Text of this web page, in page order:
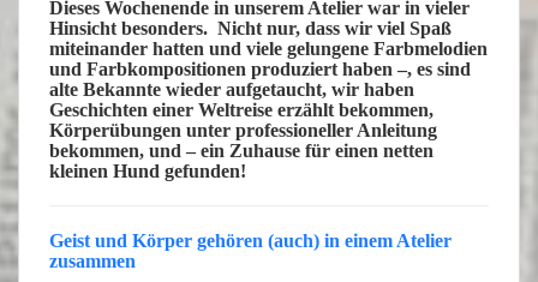
Dieses Wochenende in unserem Atelier war in vieler
Hinsicht besonders. Nicht nur, dass wir viel Spaß
miteinander hatten und viele gelungene Farbmelodien
und Farbkompositionen produziert haben –, es sind
alte Bekannte wieder aufgetaucht, wir haben
Geschichten einer Weltreise erzählt bekommen,
Körperübungen unter professioneller Anleitung
bekommen, und – ein Zuhause für einen netten
kleinen Hund gefunden!
Geist und Körper gehören (auch) in einem Atelier
zusammen